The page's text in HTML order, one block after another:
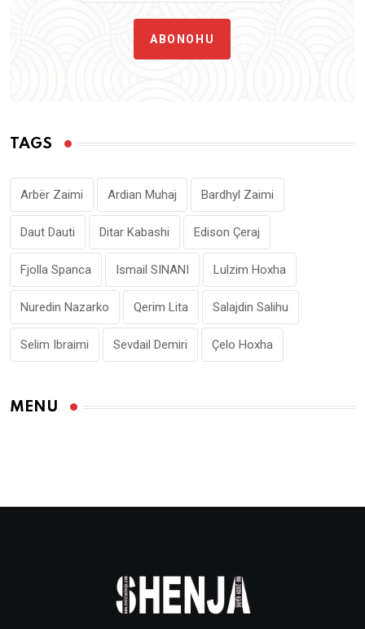
ABONOHU
TAGS
Arbër Zaimi Ardian Muhaj Bardhyl Zaimi
Daut Dauti Ditar Kabashi Edison Çeraj
Fjolla Spanca Ismail SINANI Lulzim Hoxha
Nuredin Nazarko Qerim Lita Salajdin Salihu
Selim Ibraimi Sevdail Demiri Çelo Hoxha
MENU